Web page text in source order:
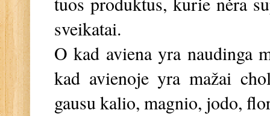
sveikatai.
O kad aviena yra naudinga
kad avienoje yra mažai
gausu kalio, magnio, jodo,